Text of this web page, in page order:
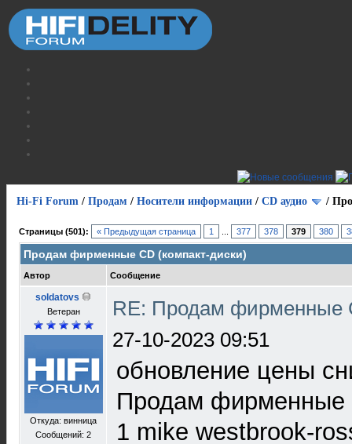
Hi-Fi Forum / Продам / Носители информации / СD аудио /
Страницы (501): « Предыдущая страница 1 377 378 379 380
Продам фирменные CD (компакт-диски)
Автор Сообщение
soldatovs
Ветеран
Откуда: винница
Сообщений: 2
RE: Продам фирменные
27-10-2023 09:51
обновление цены
Продам фирменные
1 mike westbrook-